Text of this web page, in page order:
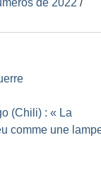
(Chili) : « La
comme une